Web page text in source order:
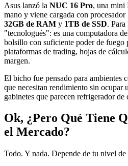
Asus lanzó la NUC 16 Pro, una mini
mano y viene cargada con procesador
32GB de RAM y 1TB de SSD. Para
"tecnologués": es una computadora
bolsillo con suficiente poder de fuego
plataformas de trading, hojas de
margen.
El bicho fue pensado para ambientes
que necesitan rendimiento sin ocupar
gabinetes que parecen refrigerador de
Ok, ¿Pero Qué Tiene
el Mercado?
Todo. Y nada. Depende de tu nivel de